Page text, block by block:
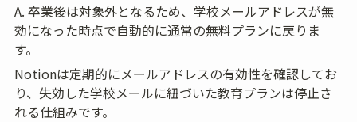
A. 卒業後は対象外となるため、学校メールアドレスが無
効になった時点で自動的に通常の無料プランに戻りま
す。
Notionは定期的にメールアドレスの有効性を確認してお
り、失効した学校メールに紐づいた教育プランは停止さ
れる仕組みです。